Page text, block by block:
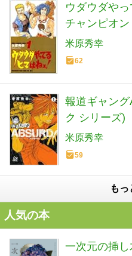
ウダウダや
チャンピオ
米原秀幸
62
報道ギャン
ク シリーズ)
米原秀幸
59
もっ
人気の本
一次元の挿し